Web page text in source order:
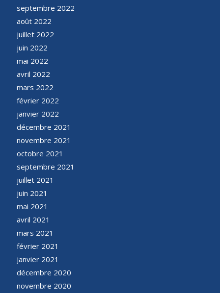
septembre 2022
août 2022
juillet 2022
juin 2022
mai 2022
avril 2022
mars 2022
février 2022
janvier 2022
décembre 2021
novembre 2021
octobre 2021
septembre 2021
juillet 2021
juin 2021
mai 2021
avril 2021
mars 2021
février 2021
janvier 2021
décembre 2020
novembre 2020